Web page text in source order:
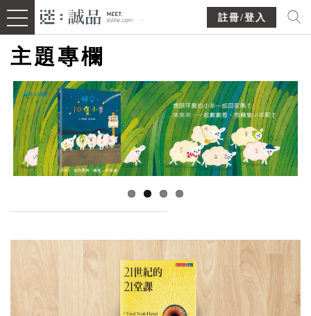
註冊/登入
主題專欄